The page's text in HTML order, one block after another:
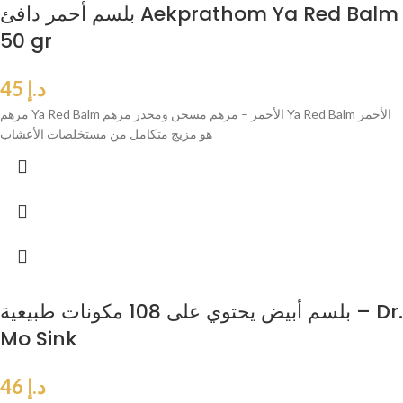
بلسم أحمر دافئ Aekprathom Ya Red Balm
50 gr
د.إ
مرهم Ya Red Balm الأحمر – مرهم مسخن ومخدر مرهم Ya Red Balm الأحمر
هو مزيج متكامل من مستخلصات الأعشاب
بلسم أبيض يحتوي على 108 مكونات طبيعية – Dr.
Mo Sink
د.إ